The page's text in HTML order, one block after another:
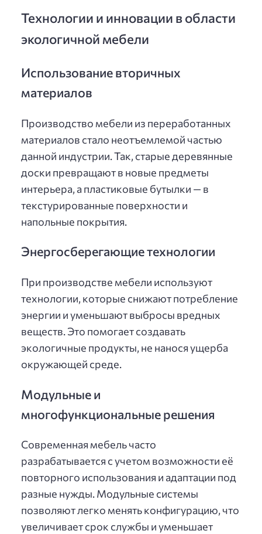
Технологии и инновации в области
экологичной мебели
Использование вторичных
материалов
Производство мебели из переработанных
материалов стало неотъемлемой частью
данной индустрии. Так, старые деревянные
доски превращают в новые предметы
интерьера, а пластиковые бутылки — в
текстурированные поверхности и
напольные покрытия.
Энергосберегающие технологии
При производстве мебели используют
технологии, которые снижают потребление
энергии и уменьшают выбросы вредных
веществ. Это помогает создавать
экологичные продукты, не нанося ущерба
окружающей среде.
Модульные и
многофункциональные решения
Современная мебель часто
разрабатывается с учетом возможности её
повторного использования и адаптации под
разные нужды. Модульные системы
позволяют легко менять конфигурацию, что
увеличивает срок службы и уменьшает